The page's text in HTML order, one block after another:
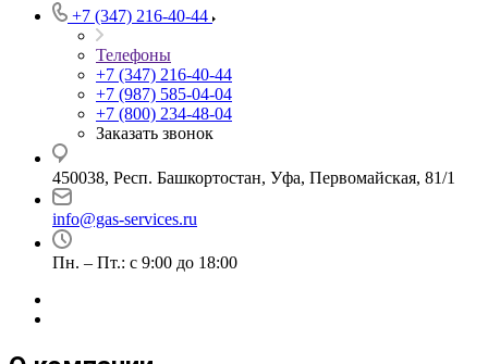
+7 (347) 216-40-44
Телефоны
+7 (347) 216-40-44
+7 (987) 585-04-04
+7 (800) 234-48-04
Заказать звонок
450038, Респ. Башкортостан, Уфа, Первомайская, 81/1
info@gas-services.ru
Пн. – Пт.: с 9:00 до 18:00